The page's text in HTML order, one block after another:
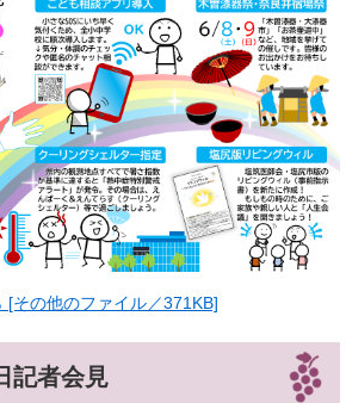
[その他のファイル／371KB]
記者会見